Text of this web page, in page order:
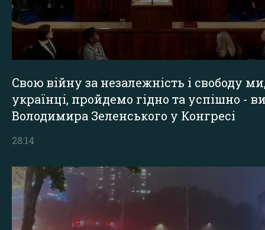
Свою війну за незалежність і свободу
українці, пройдемо гідно та успішно -
Володимира Зеленського у Конгресі
28:14